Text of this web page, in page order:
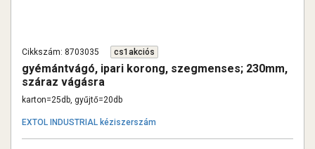
Cikkszám: 8703035 cs1akciós
gyémántvágó, ipari korong, szegmenses; 230mm,
száraz vágásra
karton=25db, gyűjtő=20db
EXTOL INDUSTRIAL kéziszerszám